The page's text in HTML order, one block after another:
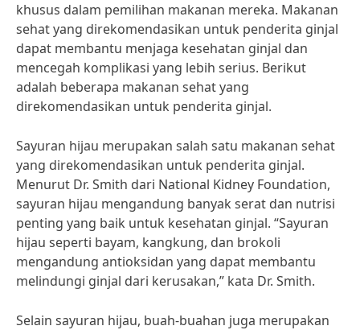
khusus dalam pemilihan makanan mereka. Makanan
sehat yang direkomendasikan untuk penderita ginjal
dapat membantu menjaga kesehatan ginjal dan
mencegah komplikasi yang lebih serius. Berikut
adalah beberapa makanan sehat yang
direkomendasikan untuk penderita ginjal.
Sayuran hijau merupakan salah satu makanan sehat
yang direkomendasikan untuk penderita ginjal.
Menurut Dr. Smith dari National Kidney Foundation,
sayuran hijau mengandung banyak serat dan nutrisi
penting yang baik untuk kesehatan ginjal. “Sayuran
hijau seperti bayam, kangkung, dan brokoli
mengandung antioksidan yang dapat membantu
melindungi ginjal dari kerusakan,” kata Dr. Smith.
Selain sayuran hijau, buah-buahan juga merupakan